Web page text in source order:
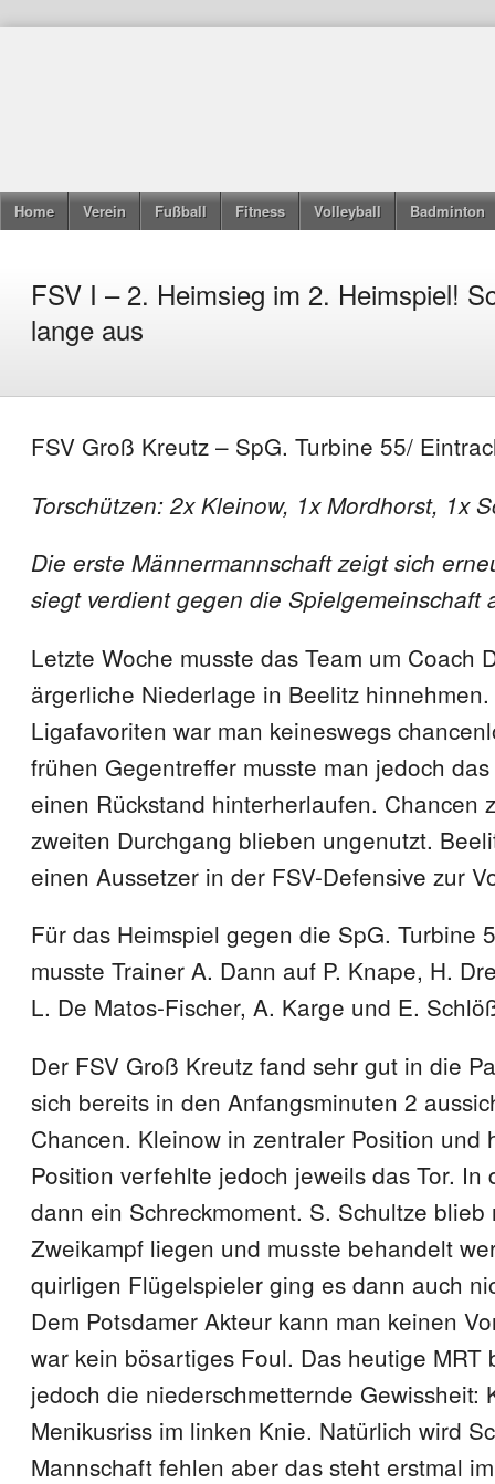
Home Verein Fußball Fitness Volleyball Badminton
FSV I – 2. Heimsieg im 2. Heimspiel!
lange aus
FSV Groß Kreutz – SpG. Turbine 55/
Torschützen: 2x Kleinow, 1x Mordhorst, 1x
Die erste Männermannschaft zeigt sich
siegt verdient gegen die Spielgemeinschaft
Letzte Woche musste das Team um Coach
ärgerliche Niederlage in Beelitz
Ligafavoriten war man keineswegs
frühen Gegentreffer musste man jedoch
einen Rückstand hinterherlaufen. Chancen
zweiten Durchgang blieben ungenutzt.
einen Aussetzer in der FSV-Defensive zur
Für das Heimspiel gegen die SpG. Turbine
musste Trainer A. Dann auf P. Knape, H.
L. De Matos-Fischer, A. Karge und E.
Der FSV Groß Kreutz fand sehr gut in die
sich bereits in den Anfangsminuten 2
Chancen. Kleinow in zentraler Position und
Position verfehlte jedoch jeweils das Tor. In
dann ein Schreckmoment. S. Schultze blieb
Zweikampf liegen und musste behandelt
quirligen Flügelspieler ging es dann auch
Dem Potsdamer Akteur kann man keinen
war kein bösartiges Foul. Das heutige MRT
jedoch die niederschmetternde Gewissheit:
Menikusriss im linken Knie. Natürlich wird
Mannschaft fehlen aber das steht erstmal